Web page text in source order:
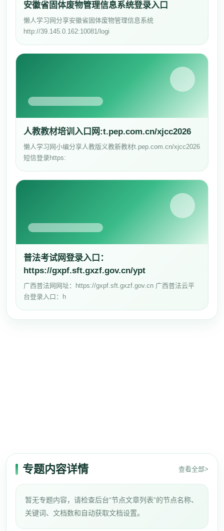
安徽省固体废物管理信息系统登录入口
懒人学习网分享安徽省固体废物管理信息系统
http://39.145.0.162:10081/logi
人教教材培训入口网:t.pep.com.cn/xjcc2026
懒人学习网小编分享人教版义教新教材t.pep.com.cn/xjcc2026
短信登录https:
普法考试网登录入口：
https://gxpf.sft.gxzf.gov.cn/ypt
广西普法网网址：https://gxpf.sft.gxzf.gov.cn 广西普法云平
台登录入口：h
专题内容详情 查看全部>
暂无专题内容，请检查后台“节点文章列表”的节点名称、
关键词、文档数和自动获取文档设置。